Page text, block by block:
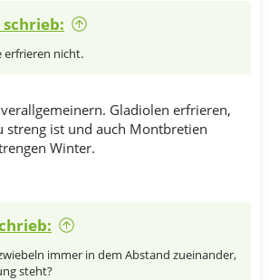
schrieb:
erfrieren nicht.
Gladiolen erfrieren,
streng ist und auch Montbretien
Winter.
immer in dem Abstand zueinander,
steht?